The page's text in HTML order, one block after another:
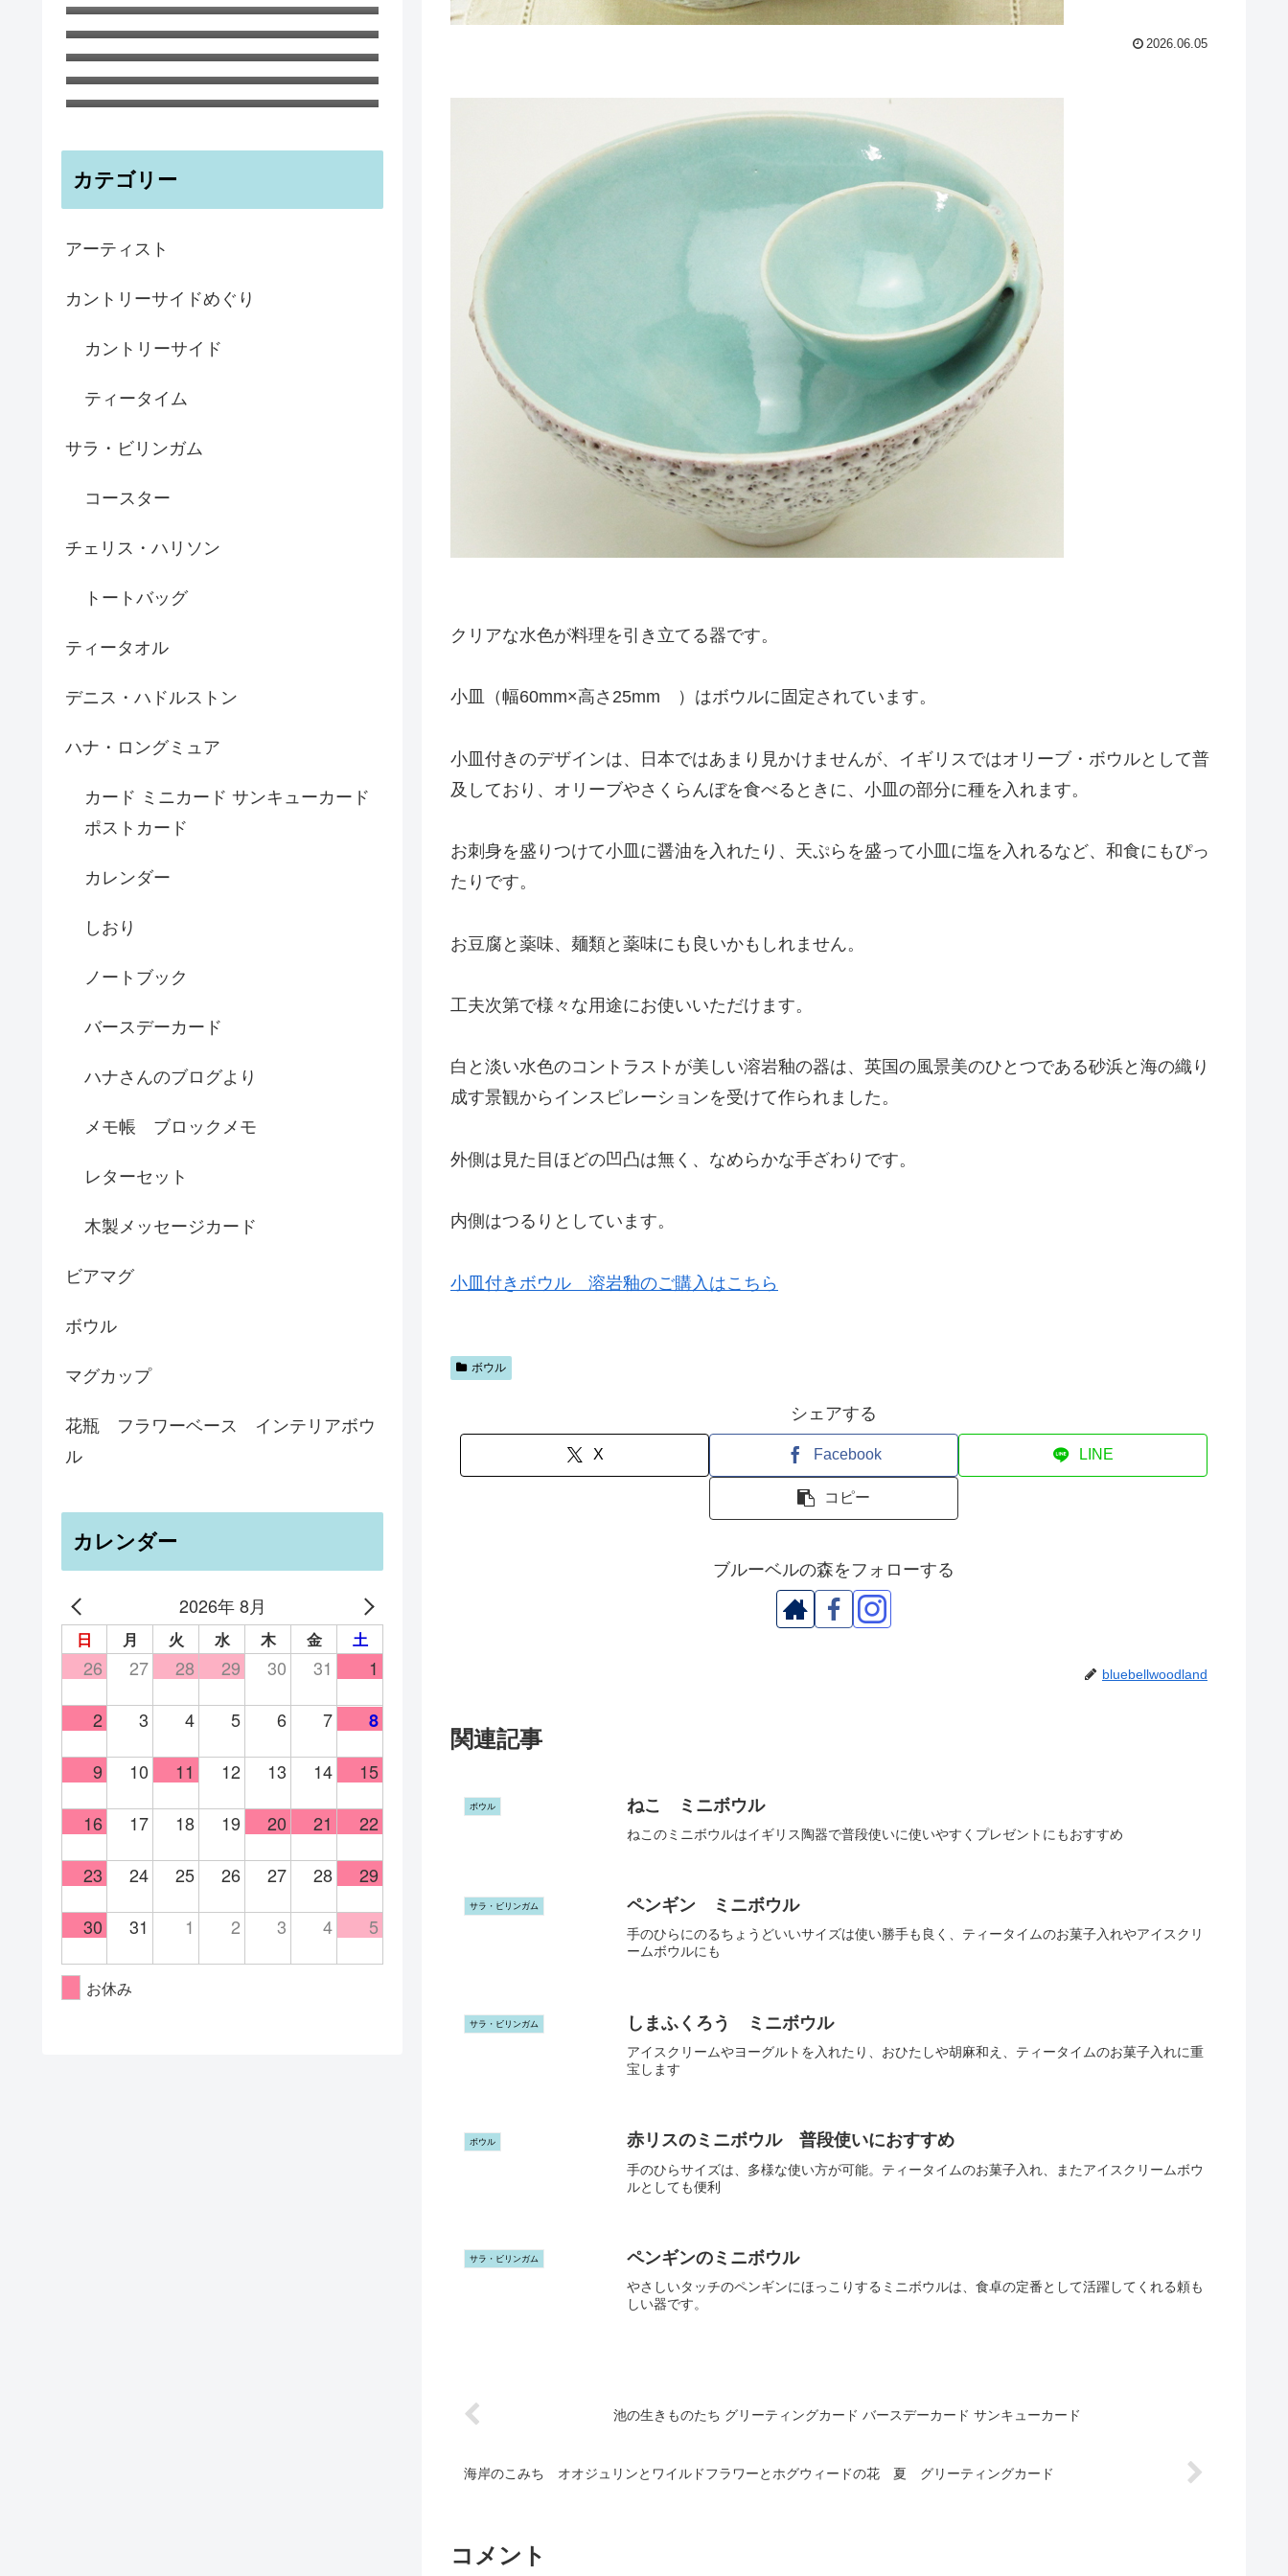
2026.06.05
クリアな水色が料理を引き立てる器です。
小皿（幅60mm×高さ25mm ）はボウルに固定されています。
小皿付きのデザインは、日本ではあまり見かけませんが、イギリスではオリーブ・ボウルとして普
及しており、オリーブやさくらんぼを食べるときに、小皿の部分に種を入れます。
お刺身を盛りつけて小皿に醤油を入れたり、天ぷらを盛って小皿に塩を入れるなど、和食にもぴっ
たりです。
お豆腐と薬味、麺類と薬味にも良いかもしれません。
工夫次第で様々な用途にお使いいただけます。
白と淡い水色のコントラストが美しい溶岩釉の器は、英国の風景美のひとつである砂浜と海の織り
成す景観からインスピレーションを受けて作られました。
外側は見た目ほどの凹凸は無く、なめらかな手ざわりです。
内側はつるりとしています。
小皿付きボウル 溶岩釉のご購入はこちら
ボウル
シェアする
X Facebook LINE
コピー
ブルーベルの森をフォローする
bluebellwoodland
関連記事
ボウル ねこ ミニボウル
ねこのミニボウルはイギリス陶器で普段使いに使いやすくプレゼントにもおすすめ
サラ・ビリンガム ペンギン ミニボウル
手のひらにのるちょうどいいサイズは使い勝手も良く、ティータイムのお菓子入れやアイスクリ
ームボウルにも
サラ・ビリンガム しまふくろう ミニボウル
アイスクリームやヨーグルトを入れたり、おひたしや胡麻和え、ティータイムのお菓子入れに重
宝します
ボウル 赤リスのミニボウル 普段使いにおすすめ
手のひらサイズは、多様な使い方が可能。ティータイムのお菓子入れ、またアイスクリームボウ
ルとしても便利
サラ・ビリンガム ペンギンのミニボウル
やさしいタッチのペンギンにほっこりするミニボウルは、食卓の定番として活躍してくれる頼も
しい器です。
池の生きものたち グリーティングカード バースデーカード サンキューカード
海岸のこみち オオジュリンとワイルドフラワーとホグウィードの花 夏 グリーティングカード
コメント
さんのブログ
イギリス海峡のチャンネル諸島のひ
とつ、ガンジー島の海のブルー イ
ンテリアボウル
ビアマグ 350ml 鉄さび釉 イギリ
ス 陶器
子どもにもおすすめ！ ガーデンの
ノートブックA6 ティリー島の海と
森 ハナさんより
カテゴリー
アーティスト
カントリーサイドめぐり
カントリーサイド
ティータイム
サラ・ビリンガム
コースター
チェリス・ハリソン
トートバッグ
ティータオル
デニス・ハドルストン
ハナ・ロングミュア
カード ミニカード サンキューカード
ポストカード
カレンダー
しおり
ノートブック
バースデーカード
ハナさんのブログより
メモ帳 ブロックメモ
レターセット
木製メッセージカード
ビアマグ
ボウル
マグカップ
花瓶 フラワーベース インテリアボウ
ル
カレンダー
2026年 8月
日 月 火 水 木 金 土
26 27 28 29 30 31 1
2 3 4 5 6 7 8
9 10 11 12 13 14 15
16 17 18 19 20 21 22
23 24 25 26 27 28 29
30 31 1 2 3 4 5
お休み